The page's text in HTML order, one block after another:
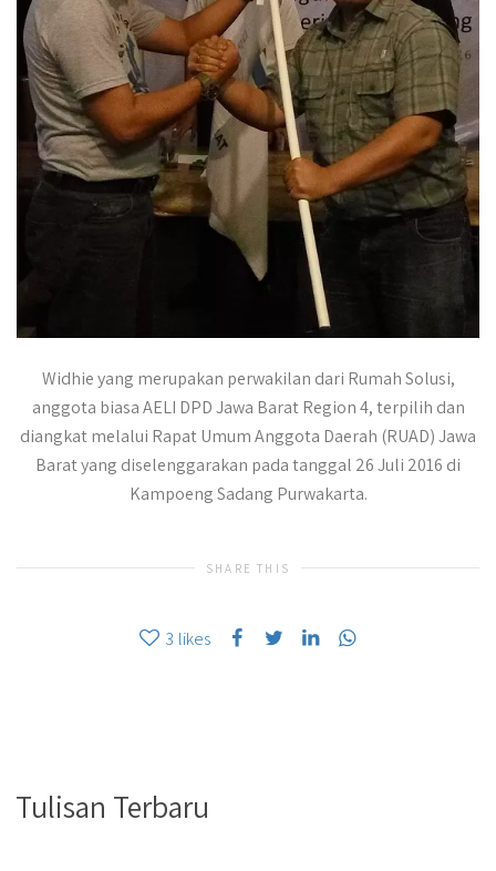
Widhie yang merupakan perwakilan dari Rumah Solusi,
anggota biasa AELI DPD Jawa Barat Region 4, terpilih dan
diangkat melalui Rapat Umum Anggota Daerah (RUAD) Jawa
Barat yang diselenggarakan pada tanggal 26 Juli 2016 di
Kampoeng Sadang Purwakarta.
SHARE THIS
3 likes
Tulisan Terbaru